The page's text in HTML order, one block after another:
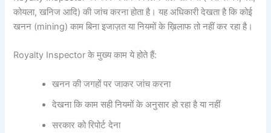
कोयला, खनिज आदि) की जांच करना होता है। यह अधिकारी देखता है कि कोई
खनन (mining) काम बिना इजाज़त या नियमों के ख़िलाफ तो नहीं कर रहा है।
Royalty Inspector के मुख्य काम ये होते हैं:
खनन की जगहों पर जाकर जांच करना
देखना कि काम सही नियमों के अनुसार हो रहा है या नहीं
सरकार को रिपोर्ट देना